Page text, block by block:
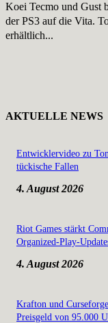
Koei Tecmo und Gust
der PS3 auf die Vita.
erhältlich...
AKTUELLE NEWS
Entwicklervideo zu
tückische Fallen
4. August 2026
Riot Games stärkt
Organized-Play-
4. August 2026
Krafton und
Preisgeld von 95.000